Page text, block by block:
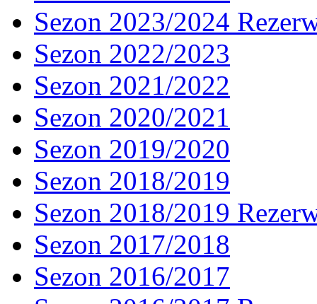
Sezon 2023/2024
Sezon 2022/2023
Sezon 2021/2022
Sezon 2020/2021
Sezon 2019/2020
Sezon 2018/2019
Sezon 2018/2019
Sezon 2017/2018
Sezon 2016/2017